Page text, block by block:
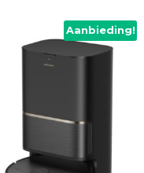
Aanbieding!